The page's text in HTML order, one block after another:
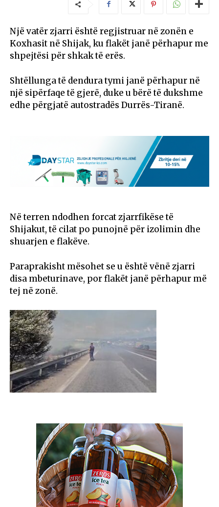
Një vatër zjarri është regjistruar në zonën e
Koxhasit në Shijak, ku flakët janë përhapur me
shpejtësi për shkak të erës.
Shtëllunga të dendura tymi janë përhapur në
një sipërfaqe të gjerë, duke u bërë të dukshme
edhe përgjatë autostradës Durrës-Tiranë.
Në terren ndodhen forcat zjarrfikëse të
Shijakut, të cilat po punojnë për izolimin dhe
shuarjen e flakëve.
Paraprakisht mësohet se u është vënë zjarri
disa mbeturinave, por flakët janë përhapur më
tej në zonë.